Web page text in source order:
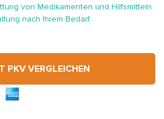
von Medikamenten und Hilfsmitteln
nach Ihrem Bedarf
PKV VERGLEICHEN